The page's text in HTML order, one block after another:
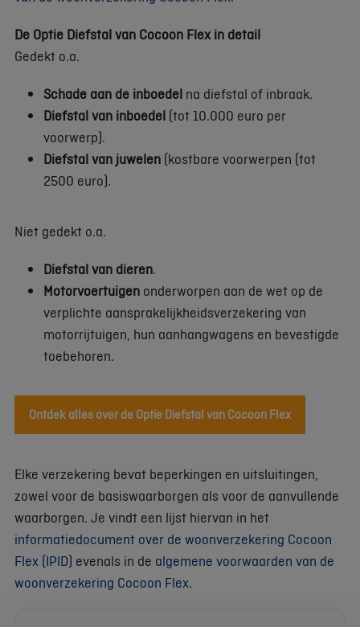
De Optie Diefstal van Cocoon Flex in detail
Gedekt o.a.
Schade aan de inboedel na diefstal of inbraak.
Diefstal van inboedel (tot 10.000 euro per
voorwerp).
Diefstal van juwelen (kostbare voorwerpen (tot
2500 euro).
Niet gedekt o.a.
Diefstal van dieren.
Motorvoertuigen onderworpen aan de wet op de
verplichte aansprakelijkheidsverzekering van
motorrijtuigen, hun aanhangwagens en bevestigde
toebehoren.
Ontdek alles over de Optie Diefstal van Cocoon Flex
Elke verzekering bevat beperkingen en uitsluitingen,
zowel voor de basiswaarborgen als voor de aanvullende
waarborgen. Je vindt een lijst hiervan in het
informatiedocument over de woonverzekering Cocoon
Flex (IPID) evenals in de algemene voorwaarden van de
woonverzekering Cocoon Flex.